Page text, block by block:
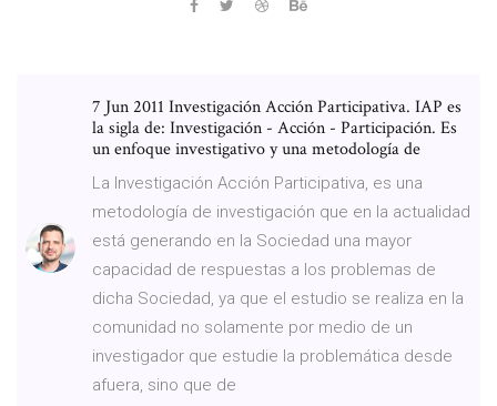
7 Jun 2011 Investigación Acción Participativa. IAP es
la sigla de: Investigación - Acción - Participación. Es
un enfoque investigativo y una metodología de
La Investigación Acción Participativa, es una
metodología de investigación que en la actualidad
está generando en la Sociedad una mayor
capacidad de respuestas a los problemas de
dicha Sociedad, ya que el estudio se realiza en la
comunidad no solamente por medio de un
investigador que estudie la problemática desde
afuera, sino que de